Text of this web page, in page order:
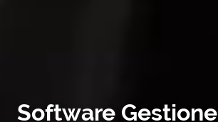
Software Gestione